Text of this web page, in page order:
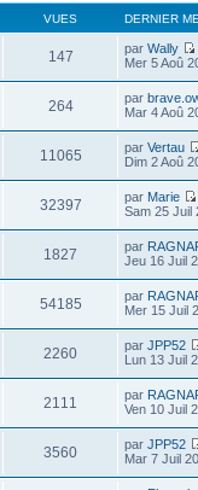
VUES DERNIER
147 par Wally
l
i
Mer 5 Aoû
264 par
Mar 4 Aoû
11065 par Vertau
Dim 2 Aoû
32397 par Marie
l
i
Sam 25 Juil
1827 par
Jeu 16 Juil
54185 par
Mer 15 Juil
2260 par JPP52
Lun 13 Juil
2111 par
Ven 10 Juil
3560 par JPP52
Mar 7 Juil